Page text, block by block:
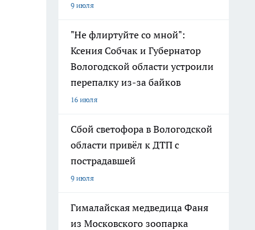
9 июля
"Не флиртуйте со мной":
Ксения Собчак и Губернатор
Вологодской области устроили
перепалку из-за байков
16 июля
Сбой светофора в Вологодской
области привёл к ДТП с
пострадавшей
9 июля
Гималайская медведица Фаня
из Московского зоопарка